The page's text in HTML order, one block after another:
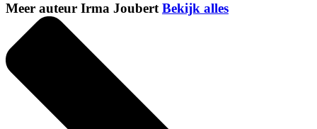
Meer auteur Irma Joubert Bekijk alles